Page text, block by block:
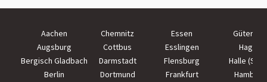
Aachen Chemnitz Essen
Augsburg
Cottbus Esslingen
Hagen
Bergisch Gladbach
Darmstadt Flensburg
Halle
Berlin
Dortmund Frankfurt
Hamburg